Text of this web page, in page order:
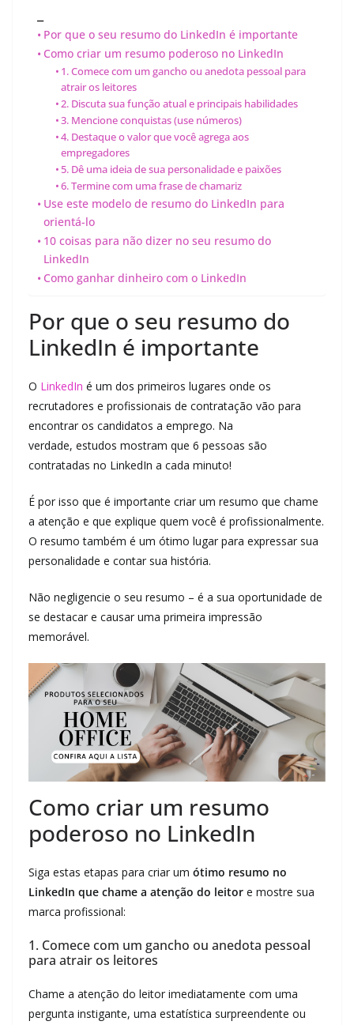
Por que o seu resumo do LinkedIn é importante
Como criar um resumo poderoso no LinkedIn
1. Comece com um gancho ou anedota pessoal para
atrair os leitores
2. Discuta sua função atual e principais habilidades
3. Mencione conquistas (use números)
4. Destaque o valor que você agrega aos
empregadores
5. Dê uma ideia de sua personalidade e paixões
6. Termine com uma frase de chamariz
Use este modelo de resumo do LinkedIn para
orientá-lo
10 coisas para não dizer no seu resumo do
LinkedIn
Como ganhar dinheiro com o LinkedIn
Por que o seu resumo do
LinkedIn é importante
O LinkedIn é um dos primeiros lugares onde os
recrutadores e profissionais de contratação vão para
encontrar os candidatos a emprego. Na
verdade, estudos mostram que 6 pessoas são
contratadas no LinkedIn a cada minuto!
É por isso que é importante criar um resumo que chame
a atenção e que explique quem você é profissionalmente.
O resumo também é um ótimo lugar para expressar sua
personalidade e contar sua história.
Não negligencie o seu resumo – é a sua oportunidade de
se destacar e causar uma primeira impressão
memorável.
Como criar um resumo
poderoso no LinkedIn
Siga estas etapas para criar um ótimo resumo no
LinkedIn que chame a atenção do leitor e mostre sua
marca profissional:
1. Comece com um gancho ou anedota pessoal
para atrair os leitores
Chame a atenção do leitor imediatamente com uma
pergunta instigante, uma estatística surpreendente ou